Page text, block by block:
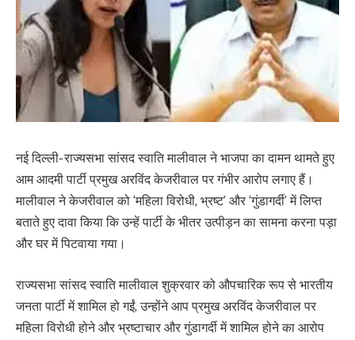
नई दिल्ली- राज्यसभा सांसद स्वाति मालीवाल ने भाजपा का दामन थामते हुए
आम आदमी पार्टी प्रमुख अरविंद केजरीवाल पर गंभीर आरोप लगाए हैं।
मालीवाल ने केजरीवाल को ‘महिला विरोधी, भ्रष्ट’ और ‘गुंडागर्दी’ में लिप्त
बताते हुए दावा किया कि उन्हें पार्टी के भीतर उत्पीड़न का सामना करना पड़ा
और घर में पिटवाया गया।
राज्यसभा सांसद स्वाति मालीवाल शुक्रवार को औपचारिक रूप से भारतीय
जनता पार्टी में शामिल हो गईं, उन्होंने आप प्रमुख अरविंद केजरीवाल पर
महिला विरोधी होने और भ्रष्टाचार और गुंडागर्दी में शामिल होने का आरोप